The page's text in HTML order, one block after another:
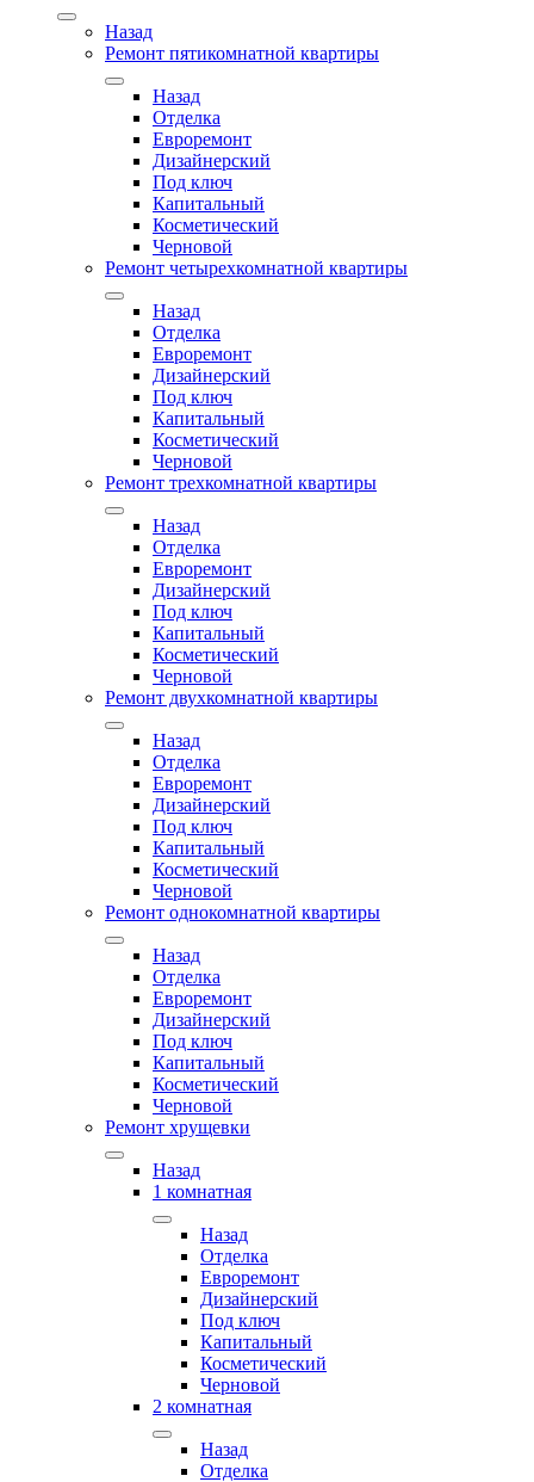
Назад
Ремонт пятикомнатной квартиры
Назад
Отделка
Евроремонт
Дизайнерский
Под ключ
Капитальный
Косметический
Черновой
Ремонт четырехкомнатной квартиры
Назад
Отделка
Евроремонт
Дизайнерский
Под ключ
Капитальный
Косметический
Черновой
Ремонт трехкомнатной квартиры
Назад
Отделка
Евроремонт
Дизайнерский
Под ключ
Капитальный
Косметический
Черновой
Ремонт двухкомнатной квартиры
Назад
Отделка
Евроремонт
Дизайнерский
Под ключ
Капитальный
Косметический
Черновой
Ремонт однокомнатной квартиры
Назад
Отделка
Евроремонт
Дизайнерский
Под ключ
Капитальный
Косметический
Черновой
Ремонт хрущевки
Назад
1 комнатная
Назад
Отделка
Евроремонт
Дизайнерский
Под ключ
Капитальный
Косметический
Черновой
2 комнатная
Назад
Отделка